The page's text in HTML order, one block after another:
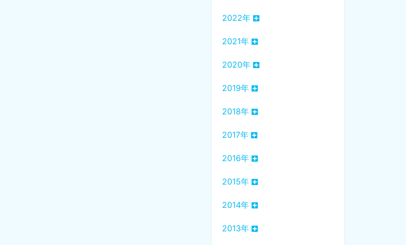
2022年
2021年
2020年
2019年
2018年
2017年
2016年
2015年
2014年
2013年